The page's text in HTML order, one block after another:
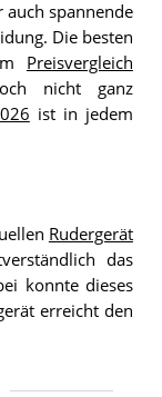
auch spannende
Die besten
Preisvergleich
nicht ganz
ist in jedem
Rudergerät
das
konnte dieses
erreicht den